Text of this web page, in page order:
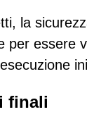
la
per essere
finali